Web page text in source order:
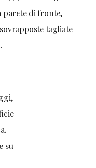
parete di fronte,
tagliate
su